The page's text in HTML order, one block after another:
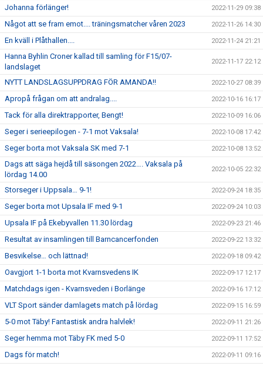
Johanna förlänger! 2022-11-29 09:38
Något att se fram emot.... träningsmatcher våren 2023 2022-11-26 14:30
En kväll i Plåthallen.... 2022-11-24 21:21
Hanna Byhlin Croner kallad till samling för F15/07-
landslaget
2022-11-17 22:12
NYTT LANDSLAGSUPPDRAG FÖR AMANDA!! 2022-10-27 08:39
Apropå frågan om att andralag.... 2022-10-16 16:17
Tack för alla direktrapporter, Bengt! 2022-10-09 16:06
Seger i serieepilogen - 7-1 mot Vaksala! 2022-10-08 17:42
Seger borta mot Vaksala SK med 7-1 2022-10-08 13:52
Dags att säga hejdå till säsongen 2022…. Vaksala på
lördag 14.00
2022-10-05 22:32
Storseger i Uppsala… 9-1! 2022-09-24 18:35
Seger borta mot Upsala IF med 9-1 2022-09-24 10:03
Upsala IF på Ekebyvallen 11.30 lördag 2022-09-23 21:46
Resultat av insamlingen till Barncancerfonden 2022-09-22 13:32
Besvikelse… och lättnad! 2022-09-18 09:42
Oavgjort 1-1 borta mot Kvarnsvedens IK 2022-09-17 12:17
Matchdags igen - Kvarnsveden i Borlänge 2022-09-16 17:12
VLT Sport sänder damlagets match på lördag 2022-09-15 16:59
5-0 mot Täby! Fantastisk andra halvlek! 2022-09-11 21:26
Seger hemma mot Täby FK med 5-0 2022-09-11 17:52
Dags för match! 2022-09-11 09:16